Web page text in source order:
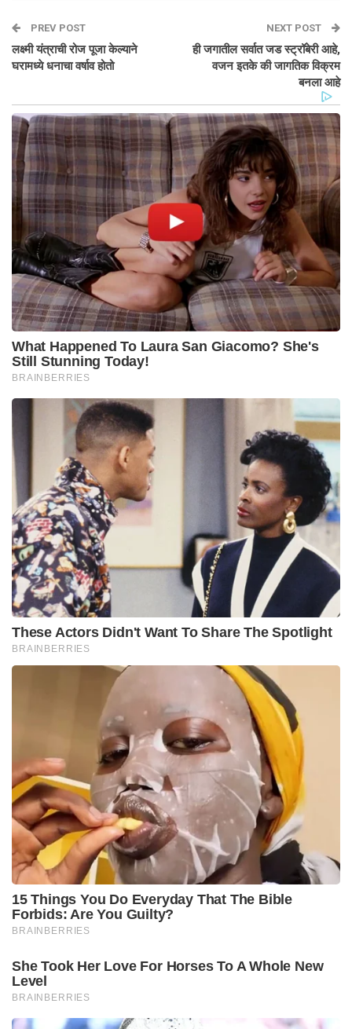
PREV POST
लक्ष्मी यंत्राची रोज पूजा केल्याने
घरामध्ये धनाचा वर्षाव होतो
NEXT POST
ही जगातील सर्वात जड स्ट्रॉबेरी आहे,
वजन इतके की जागतिक विक्रम
बनला आहे